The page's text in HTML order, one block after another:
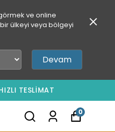
ve online
ülkeyi veya bölgeyi
Devam
TESLİMAT
0